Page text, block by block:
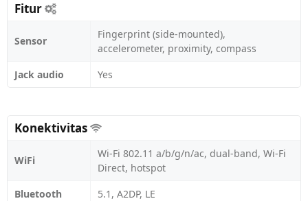
Fitur
Sensor
Fingerprint (side-mounted),
accelerometer, proximity, compass
Jack audio
Yes
Konektivitas
WiFi
Wi-Fi 802.11 a/b/g/n/ac, dual-band, Wi-Fi
Direct, hotspot
Bluetooth
5.1, A2DP, LE